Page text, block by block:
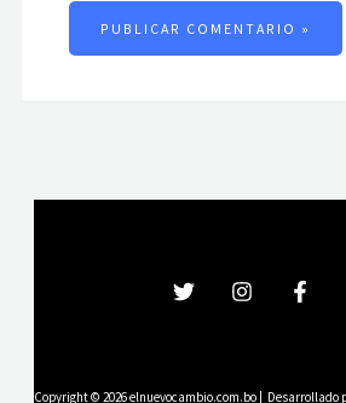
Copyright © 2026 elnuevocambio.com.bo | Desarrollado